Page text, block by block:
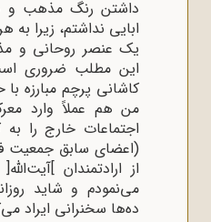
داشتن رنگ مذهب و
ابایی نداشتم، زیرا
یک عنصر روحانی و
این مطلب ضروری
کاشانی پرچم مبارزه
من هم عملاً وارد
اجتماعات خارج را
(اعضای سابق جمعیت
از ارادتمندان
می‌نمودم و شاید
ده‌ها سخنرانی ایراد